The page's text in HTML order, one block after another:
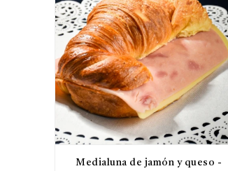
Medialuna de jamón y queso -